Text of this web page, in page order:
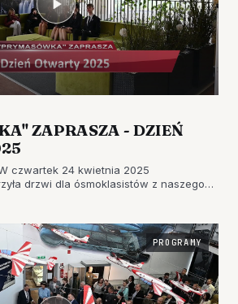
ZAPRASZA - DZIEŃ
czwartek 24 kwietnia 2025
drzwi dla ósmoklasistów z naszego
zawodow…
PROGRAMY